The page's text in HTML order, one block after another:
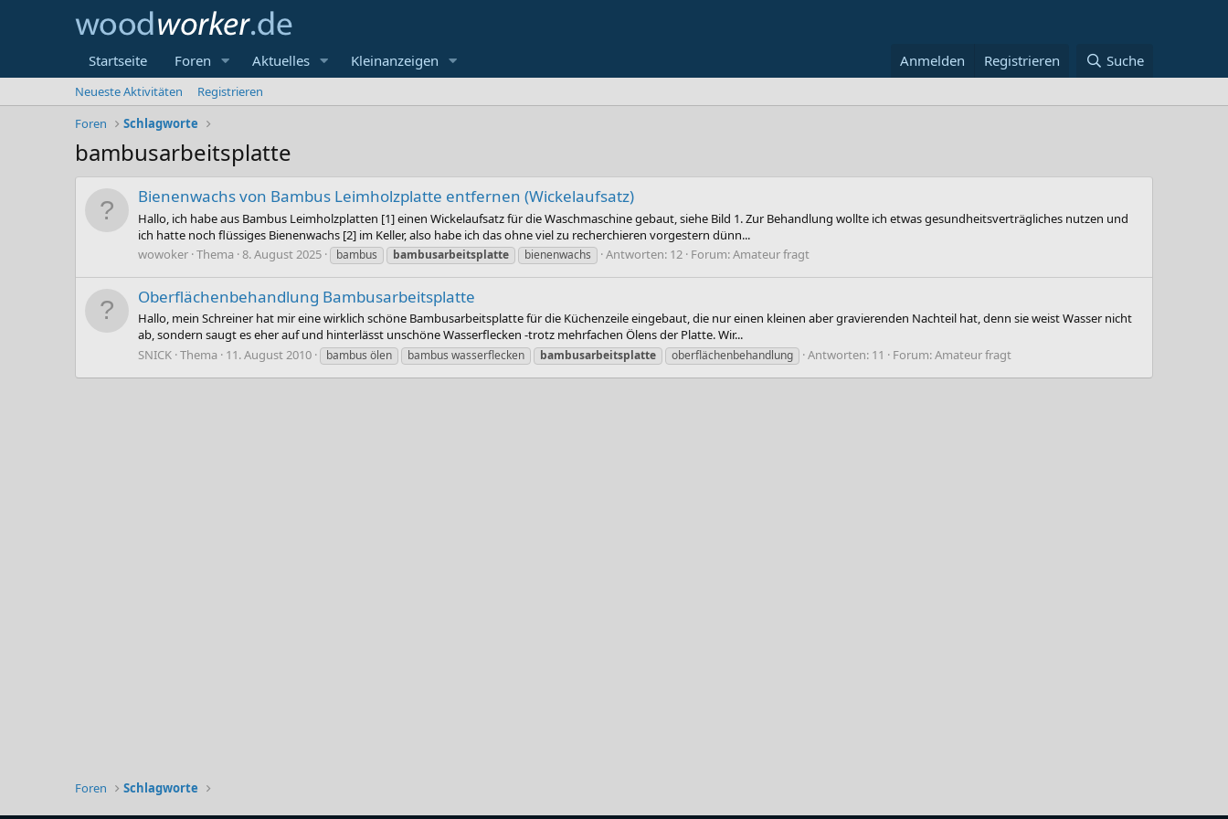
Startseite Foren Aktuelles Kleinanzeigen Anmelden Registrieren Suche
Neueste Aktivitäten
Registrieren
Foren
Schlagworte
bambusarbeitsplatte
Bienenwachs von Bambus Leimholzplatte entfernen (Wickelaufsatz)
Hallo, ich habe aus Bambus Leimholzplatten [1] einen Wickelaufsatz für die Waschmaschine gebaut, siehe Bild 1. Zur Behandlung wollte ich etwas gesundheitsverträgliches nutzen und
ich hatte noch flüssiges Bienenwachs [2] im Keller, also habe ich das ohne viel zu recherchieren vorgestern dünn...
wowoker Thema 8. August 2025 bambus bambusarbeitsplatte bienenwachs Antworten: 12 Forum:Amateur fragt
Oberflächenbehandlung Bambusarbeitsplatte
Hallo, mein Schreiner hat mir eine wirklich schöne Bambusarbeitsplatte für die Küchenzeile eingebaut, die nur einen kleinen aber gravierenden Nachteil hat, denn sie weist Wasser nicht
ab, sondern saugt es eher auf und hinterlässt unschöne Wasserflecken -trotz mehrfachen Ölens der Platte. Wir...
SNICK Thema 11. August 2010 bambus ölen bambus wasserflecken bambusarbeitsplatte oberflächenbehandlung Antworten: 11 Forum:Amateur fragt
Foren Schlagworte